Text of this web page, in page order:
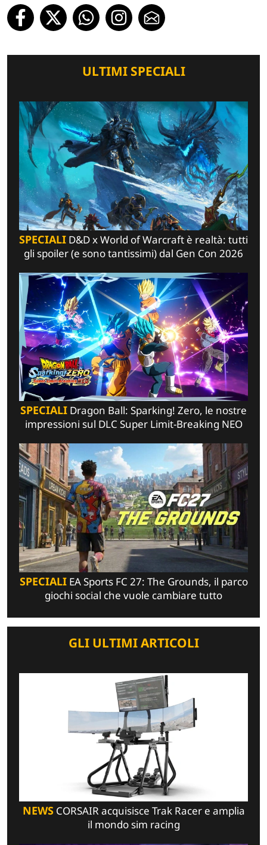
ULTIMI SPECIALI
SPECIALI D&D x World of Warcraft è realtà: tutti
gli spoiler (e sono tantissimi) dal Gen Con 2026
SPECIALI Dragon Ball: Sparking! Zero, le nostre
impressioni sul DLC Super Limit-Breaking NEO
SPECIALIEA Sports FC 27: The Grounds, il parco
giochi social che vuole cambiare tutto
GLI ULTIMI ARTICOLI
NEWSCORSAIR acquisisce Trak Racer e amplia
il mondo sim racing